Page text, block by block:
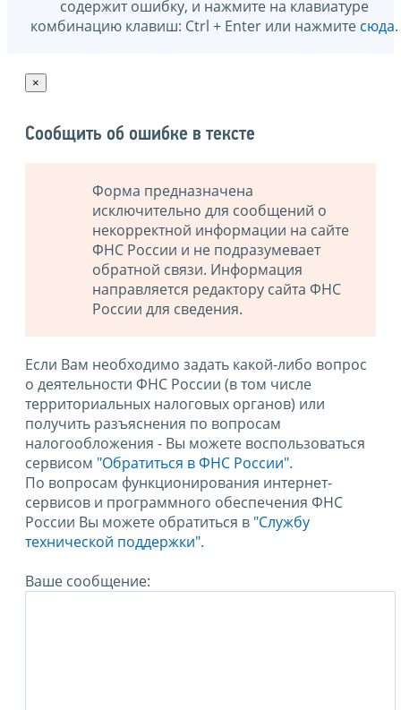
содержит ошибку, и нажмите на клавиатуре
комбинацию клавиш: Ctrl + Enter или нажмите сюда.
×
Сообщить об ошибке в тексте
Форма предназначена
исключительно для сообщений о
некорректной информации на сайте
ФНС России и не подразумевает
обратной связи. Информация
направляется редактору сайта ФНС
России для сведения.
Если Вам необходимо задать какой-либо вопрос
о деятельности ФНС России (в том числе
территориальных налоговых органов) или
получить разъяснения по вопросам
налогообложения - Вы можете воспользоваться
сервисом "Обратиться в ФНС России".
По вопросам функционирования интернет-
сервисов и программного обеспечения ФНС
России Вы можете обратиться в "Службу
технической поддержки".
Ваше сообщение: